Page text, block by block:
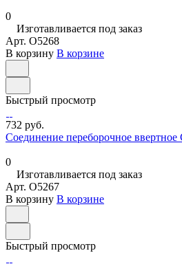
0
Изготавливается под заказ
Арт. O5268
В корзину В корзине
Быстрый просмотр
732 руб.
Соединение переборочное
0
Изготавливается под заказ
Арт. O5267
В корзину В корзине
Быстрый просмотр